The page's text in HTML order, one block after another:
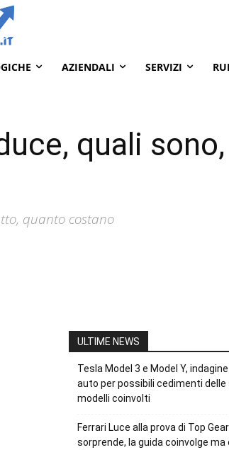
AZIENDALI SERVIZI
quali sono,
quanto costano
ULTIME NEWS
Tesla Model 3 e Model Y,
auto per possibili cedimenti delle
modelli coinvolti
Ferrari Luce alla prova di Top
sorprende, la guida coinvolge ma